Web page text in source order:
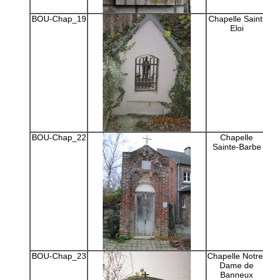
BOU-Chap_19
Chapelle
Eloi
BOU-Chap_22
Chapelle
Sainte-Barbe
BOU-Chap_23
Chapelle
Dame de
Banneux